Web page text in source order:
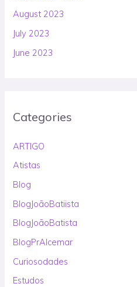
August 2023
July 2023
June 2023
Categories
ARTIGO
Atistas
Blog
BlogJoãoBatiista
BlogJoãoBatista
BlogPrAlcemar
Curiosodades
Estudos